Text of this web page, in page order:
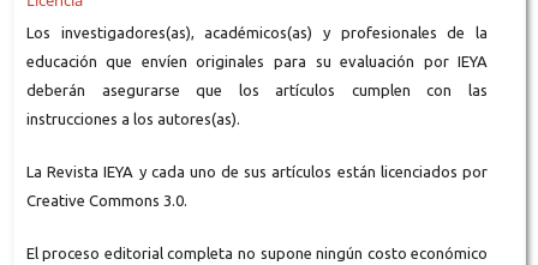
Los investigadores(as), académicos(as) y profesionales de la
educación que envíen originales para su evaluación por IEYA
deberán asegurarse que los artículos cumplen con las
instrucciones a los autores(as).
La Revista IEYA y cada uno de sus artículos están licenciados por
Creative Commons 3.0.
El proceso editorial completa no supone ningún costo económico